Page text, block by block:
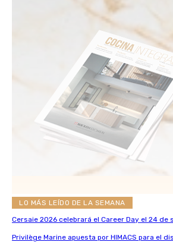
LO MÁS LEÍDO DE LA SEMANA
Cersaie 2026 celebrará el Career Day el 24 de
Privilège Marine apuesta por HIMACS para el